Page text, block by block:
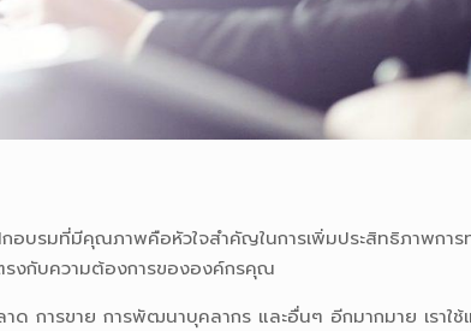
รมที่มีคุณภาพคือหัวใจสำคัญในการเพิ่มประสิทธิภาพการ
รงกับความต้องการขององค์กรคุณ
ด การขาย การพัฒนาบุคลากร และอื่นๆ อีกมากมาย เรา